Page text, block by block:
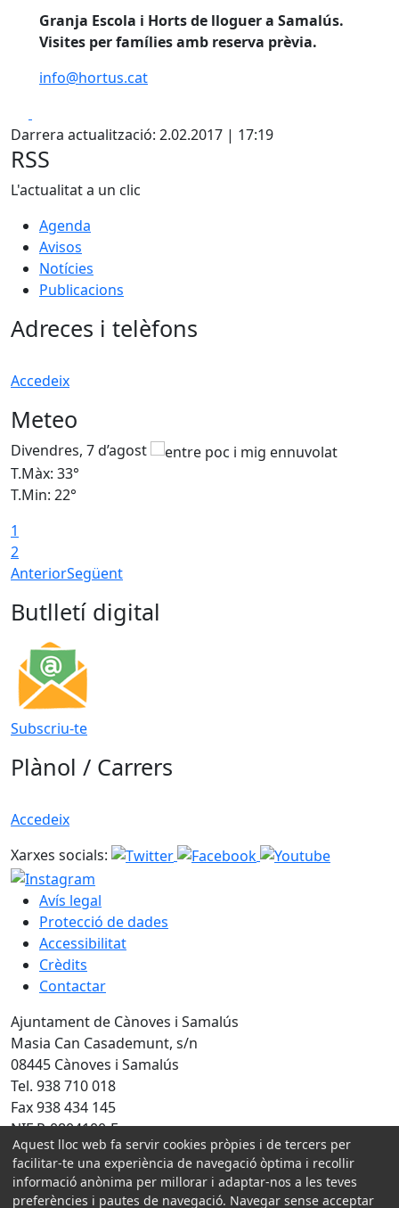
Granja Escola i Horts de lloguer a Samalús.
Visites per famílies amb reserva prèvia.
info@hortus.cat
Darrera actualització: 2.02.2017 | 17:19
RSS
L'actualitat a un clic
Agenda
Avisos
Notícies
Publicacions
Adreces i telèfons
Accedeix
Meteo
Divendres, 7 d’agost
T.Màx: 33°
T.Min: 22°
1
2
AnteriorSegüent
Butlletí digital
Subscriu-te
Plànol / Carrers
Accedeix
Xarxes socials:
Avís legal
Protecció de dades
Accessibilitat
Crèdits
Contactar
Ajuntament de Cànoves i Samalús
Masia Can Casademunt, s/n
08445 Cànoves i Samalús
Tel. 938 710 018
Fax 938 434 145
NIF P-0804100-F
Amb la col·laboració de:
Aquest lloc web fa servir cookies pròpies i de tercers per
facilitar-te una experiència de navegació òptima i recollir
informació anònima per millorar i adaptar-nos a les teves
preferències i pautes de navegació. Navegar sense acceptar